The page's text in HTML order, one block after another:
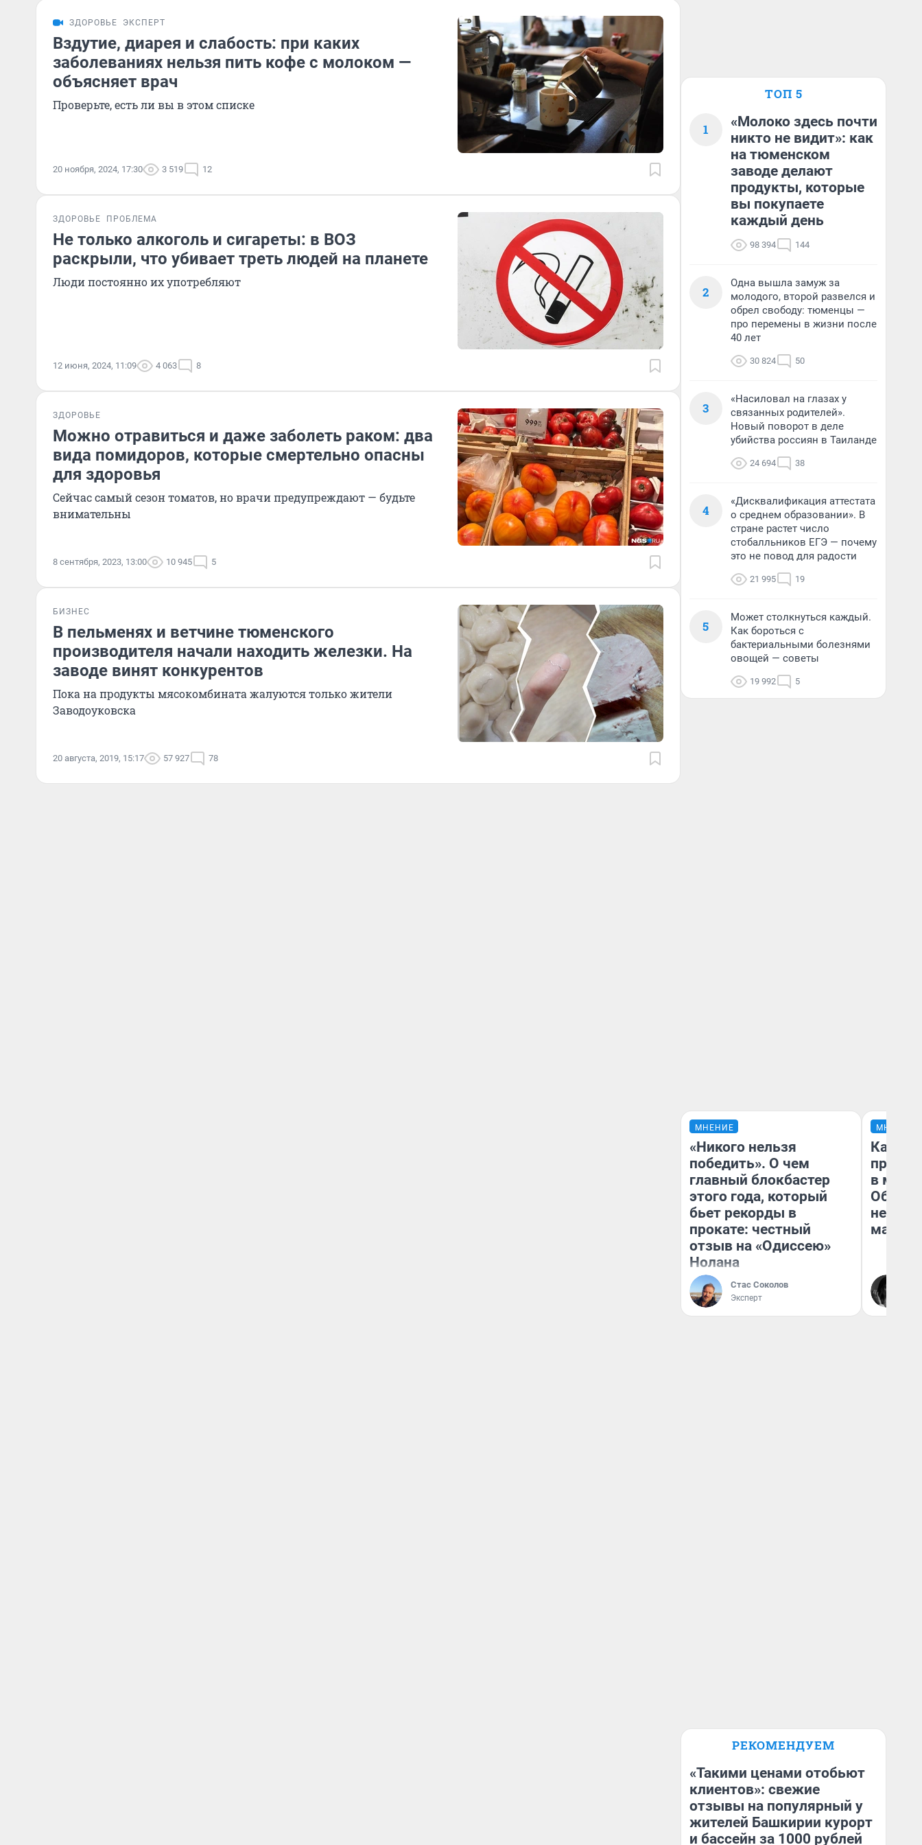
ЗДОРОВЬЕ ЭКСПЕРТ
Вздутие, диарея и слабость: при каких
заболеваниях нельзя пить кофе с молоком —
объясняет врач
Проверьте, есть ли вы в этом списке
20 ноября, 2024, 17:30 3 519 12
ЗДОРОВЬЕ ПРОБЛЕМА
Не только алкоголь и сигареты: в ВОЗ
раскрыли, что убивает треть людей на планете
Люди постоянно их употребляют
12 июня, 2024, 11:09 4 063 8
ЗДОРОВЬЕ
Можно отравиться и даже заболеть раком: два
вида помидоров, которые смертельно опасны
для здоровья
Сейчас самый сезон томатов, но врачи предупреждают — будьте
внимательны
8 сентября, 2023, 13:00 10 945 5
БИЗНЕС
В пельменях и ветчине тюменского
производителя начали находить железки. На
заводе винят конкурентов
Пока на продукты мясокомбината жалуются только жители
Заводоуковска
20 августа, 2019, 15:17 57 927 78
ТОП 5
1
«Молоко здесь почти
никто не видит»: как
на тюменском
заводе делают
продукты, которые
вы покупаете
каждый день
98 394 144
2
Одна вышла замуж за
молодого, второй развелся и
обрел свободу: тюменцы —
про перемены в жизни после
40 лет
30 824 50
3
«Насиловал на глазах у
связанных родителей».
Новый поворот в деле
убийства россиян в Таиланде
24 694 38
4
«Дисквалификация аттестата
о среднем образовании». В
стране растет число
стобалльников ЕГЭ — почему
это не повод для радости
21 995 19
5
Может столкнуться каждый.
Как бороться с
бактериальными болезнями
овощей — советы
19 992 5
МНЕНИЕ
«Никого нельзя
победить». О чем
главный блокбастер
этого года, который
бьет рекорды в
прокате: честный
отзыв на «Одиссею»
Нолана
Стас Соколов
Эксперт
МНЕНИЕ
Какие
в
Обзор
РЕКОМЕНДУЕМ
«Такими ценами отобьют
клиентов»: свежие
отзывы на популярный у
жителей Башкирии курорт
и бассейн за 1000 рублей